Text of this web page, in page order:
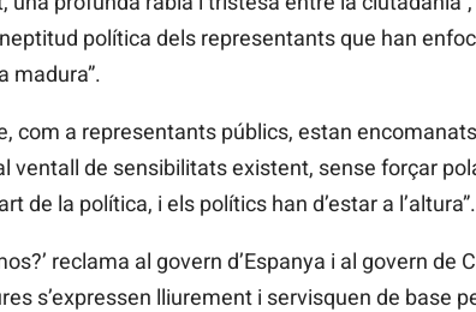
política dels representants que han
madura”.
com a representants públics, estan
ventall de sensibilitats existent, sense forçar
de la política, i els polítics han d’estar a l’altura”.
reclama al govern d’Espanya i al govern de
s’expressen lliurement i servisquen de base